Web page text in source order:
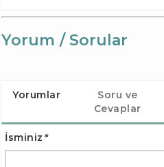
Yorum / Sorular
Yorumlar
Soru ve
Cevaplar
İsminiz *